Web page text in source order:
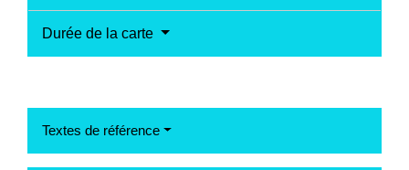
Durée de la carte
Textes de référence